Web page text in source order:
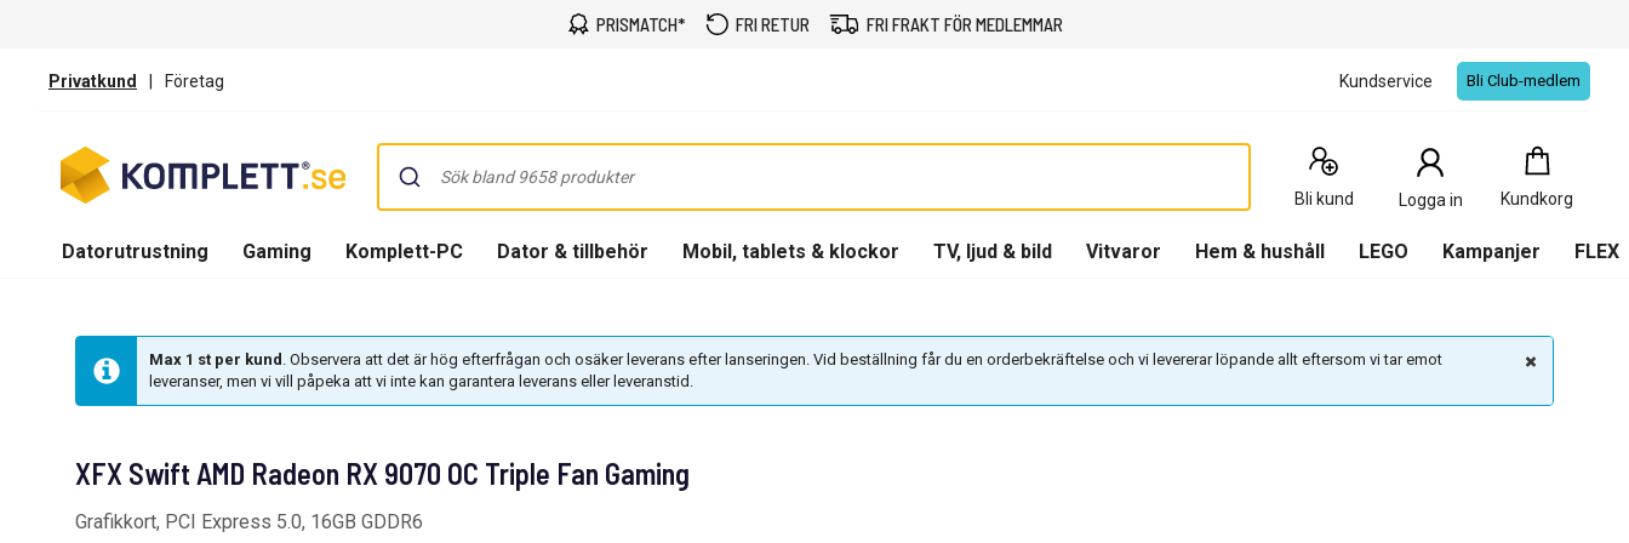
PRISMATCH* FRI RETUR FRI FRAKT FÖR MEDLEMMAR
Privatkund | Företag Kundservice Bli Club-medlem
Bli kund Logga in Kundkorg
Kundkorg
0
Produkter
Datorutrustning Gaming Komplett-PC Dator & tillbehör Mobil, tablets & klockor TV, ljud & bild Vitvaror Hem & hushåll LEGO Kampanjer FLEX
Max 1 st per kund . Observera att det är hög efterfrågan och osäker leverans efter lanseringen. Vid beställning får du en orderbekräftelse och vi levererar löpande allt eftersom vi tar emot
leveranser, men vi vill påpeka att vi inte kan garantera leverans eller leveranstid.
XFX Swift AMD Radeon RX 9070 OC Triple Fan Gaming
Grafikkort, PCI Express 5.0, 16GB GDDR6